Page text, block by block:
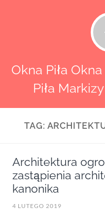
Okna Piła
Piła
TAG:
Architektura
zastąpienia
kanonika
4 LUTEGO 2019